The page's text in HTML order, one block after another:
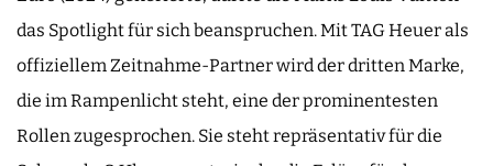
das Spotlight für sich beanspruchen. Mit TAG Heuer als
offiziellem Zeitnahme-Partner wird der dritten Marke,
die im Rampenlicht steht, eine der prominentesten
Rollen zugesprochen. Sie steht repräsentativ für die